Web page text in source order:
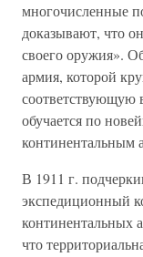
многочисленные
доказывают, что
своего оружия».
армия, которой
соответствующую
обучается по
континентальным
В 1911 г.
экспедиционный
континентальных
что